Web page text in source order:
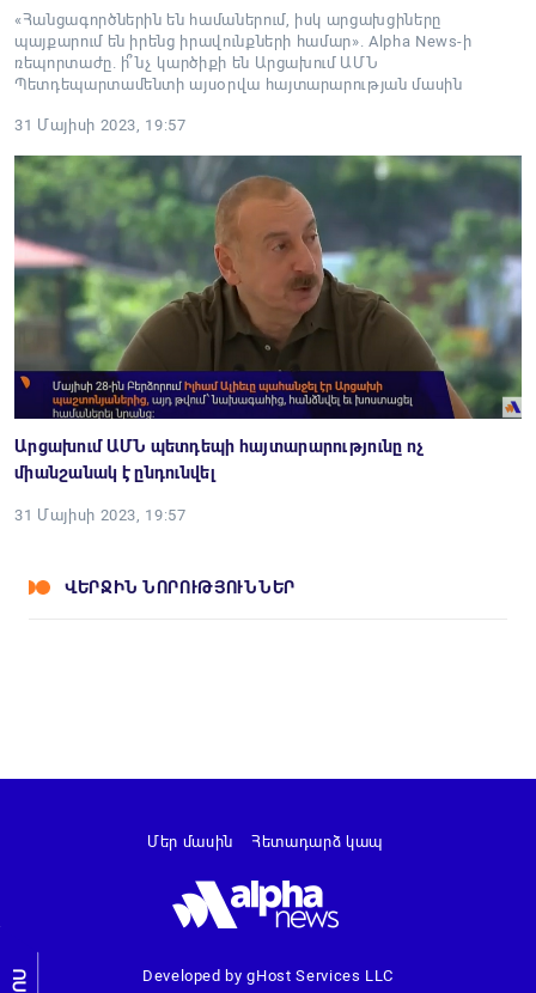
«Հանցագործներին են համաներում, իսկ արցախցիները
պայքարում են իրենց իրավունքների համար». Alpha News-ի
ռեպորտաժը. ի՞նչ կարծիքի են Արցախում ԱՄՆ
Պետդեպարտամենտի այսօրվա հայտարարության մասին
31 Մայիսի 2023, 19:57
Արցախում ԱՄՆ պետդեպի հայտարարությունը ոչ
միանշանակ է ընդունվել
31 Մայիսի 2023, 19:57
ՎԵՐՋԻՆ ՆՈՐՈՒԹՅՈՒՆՆԵՐ
Developed by gHost Services LLC
Մեր մասին Հետադարձ կապ